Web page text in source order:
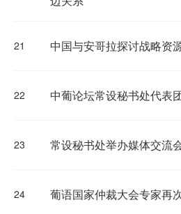
21 中国与安哥拉探讨战略资
22 中葡论坛常设秘书处代表
23 常设秘书处举办媒体交流
24 葡语国家仲裁大会专家再